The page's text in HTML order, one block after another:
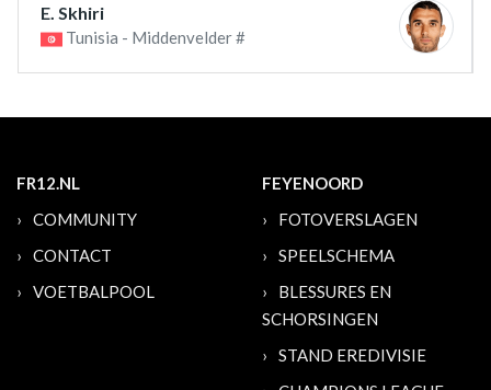
E. Skhiri
Tunisia - Middenvelder #
FR12.NL
COMMUNITY
CONTACT
VOETBALPOOL
FEYENOORD
FOTOVERSLAGEN
SPEELSCHEMA
BLESSURES EN
SCHORSINGEN
STAND EREDIVISIE